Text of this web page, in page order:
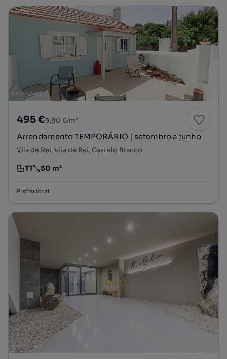
495 €9,90 €/m²
Arrendamento TEMPORÁRIO | setembro a junho
Vila de Rei, Vila de Rei, Castelo Branco
Tipologia
T1
Preço por metro quadrado
50 m²
Profissional